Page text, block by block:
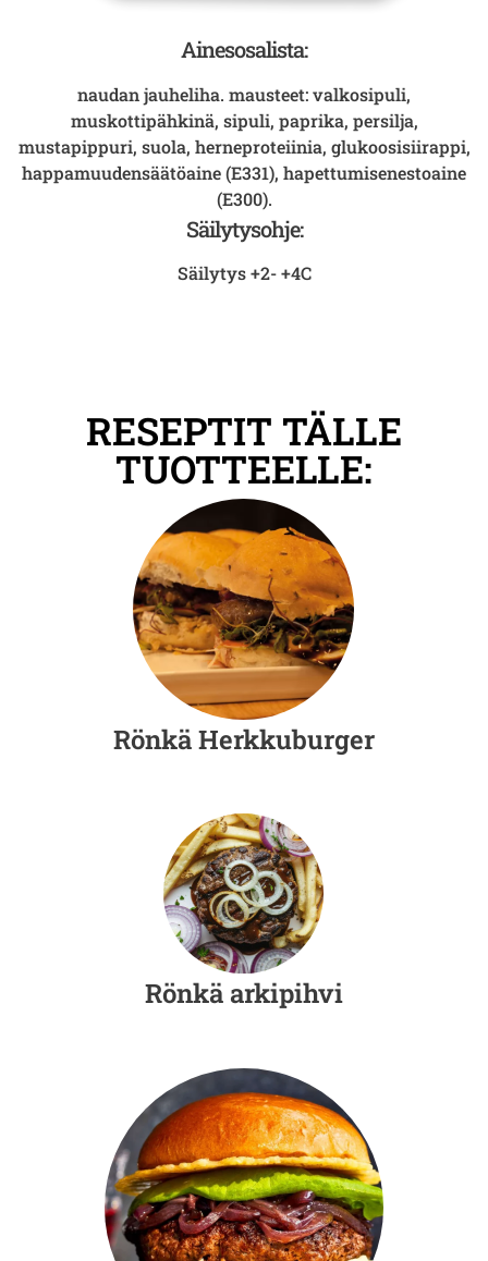
Ainesosalista:
naudan jauheliha. mausteet: valkosipuli,
muskottipähkinä, sipuli, paprika, persilja,
mustapippuri, suola, herneproteiinia, glukoosisiirappi,
happamuudensäätöaine (E331), hapettumisenestoaine
(E300).
Säilytysohje:
Säilytys +2- +4C
RESEPTIT TÄLLE
TUOTTEELLE:
Rönkä Herkkuburger
Rönkä arkipihvi